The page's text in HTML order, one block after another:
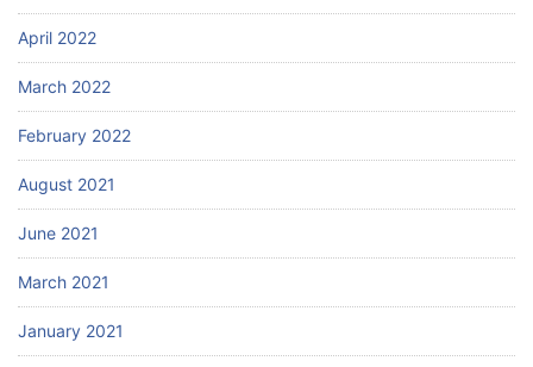
April 2022
March 2022
February 2022
August 2021
June 2021
March 2021
January 2021